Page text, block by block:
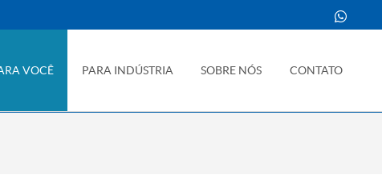
VOCÊ PARA INDÚSTRIA SOBRE NÓS CONTATO